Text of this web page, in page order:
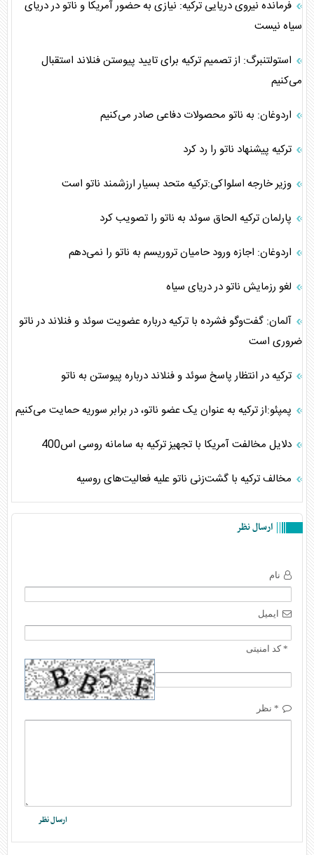
فرمانده نیروی دریایی ترکیه: نیازی به حضور آمریکا و ناتو در دریای
سیاه نیست
استولتنبرگ: از تصمیم ترکیه برای تایید پیوستن فنلاند استقبال
می‌کنیم
اردوغان: به ناتو محصولات دفاعی صادر می‌کنیم
ترکیه پیشنهاد ناتو را رد کرد
وزیر خارجه اسلواکی:ترکیه متحد بسیار ارزشمند ناتو است
پارلمان ترکیه الحاق سوئد به ناتو را تصویب کرد
اردوغان: اجازه ورود حامیان تروریسم به ناتو را نمی‌دهم
لغو رزمایش ناتو در دریای سیاه
آلمان: گفت‌و‌گو فشرده با ترکیه درباره عضویت سوئد و فنلاند در ناتو
ضروری است
ترکیه در انتظار پاسخ سوئد و فنلاند درباره پیوستن به ناتو
پمپئو:از ترکیه به عنوان یک عضو ناتو، در برابر سوریه حمایت می‌کنیم
دلایل مخالفت آمریکا با تجهیز ترکیه به سامانه روسی اس400
مخالف ترکیه با گشت‌زنی ناتو علیه فعالیت‌های روسیه
ارسال نظر
نام
ایمیل
* کد امنیتی
* نظر